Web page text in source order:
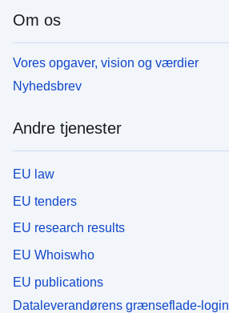
Om os
Vores opgaver, vision og værdier
Nyhedsbrev
Andre tjenester
EU law
EU tenders
EU research results
EU Whoiswho
EU publications
Dataleverandørens grænseflade-login